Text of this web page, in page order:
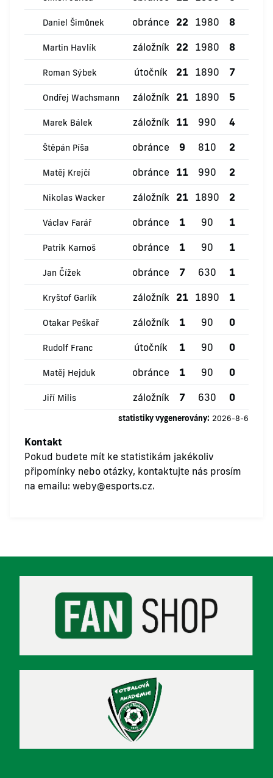
Daniel Šimůnek obránce 22 1980 8
Martin Havlík záložník 22 1980 8
Roman Sýbek útočník 21 1890 7
Ondřej Wachsmann záložník 21 1890 5
Marek Bálek záložník 11 990 4
Štěpán Píša obránce 9 810 2
Matěj Krejčí obránce 11 990 2
Nikolas Wacker záložník 21 1890 2
Václav Farář obránce 1 90 1
Patrik Karnoš obránce 1 90 1
Jan Čížek obránce 7 630 1
Kryštof Garlík záložník 21 1890 1
Otakar Peškař záložník 1 90 0
Rudolf Franc útočník 1 90 0
Matěj Hejduk obránce 1 90 0
Jiří Milis záložník 7 630 0
statistiky vygenerovány: 2026-8-6
Kontakt
Pokud budete mít ke statistikám jakékoliv
připomínky nebo otázky, kontaktujte nás prosím
na emailu: weby@esports.cz.